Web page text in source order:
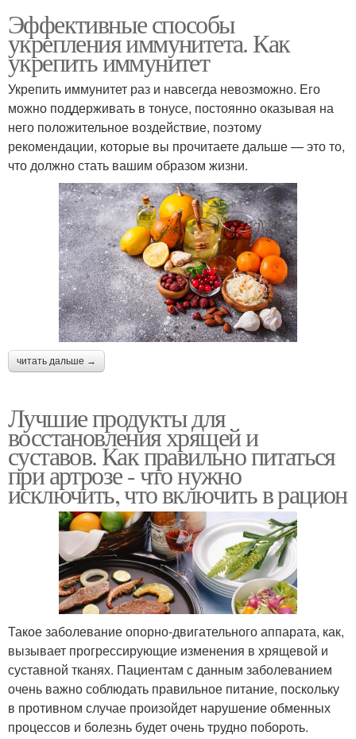
Эффективные способы
укрепления иммунитета. Как
укрепить иммунитет
Укрепить иммунитет раз и навсегда невозможно. Его
можно поддерживать в тонусе, постоянно оказывая на
него положительное воздействие, поэтому
рекомендации, которые вы прочитаете дальше — это то,
что должно стать вашим образом жизни.
читать дальше →
Лучшие продукты для
восстановления хрящей и
суставов. Как правильно питаться
при артрозе - что нужно
исключить, что включить в рацион
Такое заболевание опорно-двигательного аппарата, как,
вызывает прогрессирующие изменения в хрящевой и
суставной тканях. Пациентам с данным заболеванием
очень важно соблюдать правильное питание, поскольку
в противном случае произойдет нарушение обменных
процессов и болезнь будет очень трудно побороть.